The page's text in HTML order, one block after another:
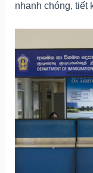
nhanh chóng, tiết